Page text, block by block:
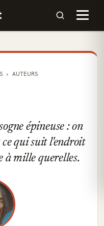
AUTEURS
épineuse : on
ce qui suit l'endroit
à mille querelles.